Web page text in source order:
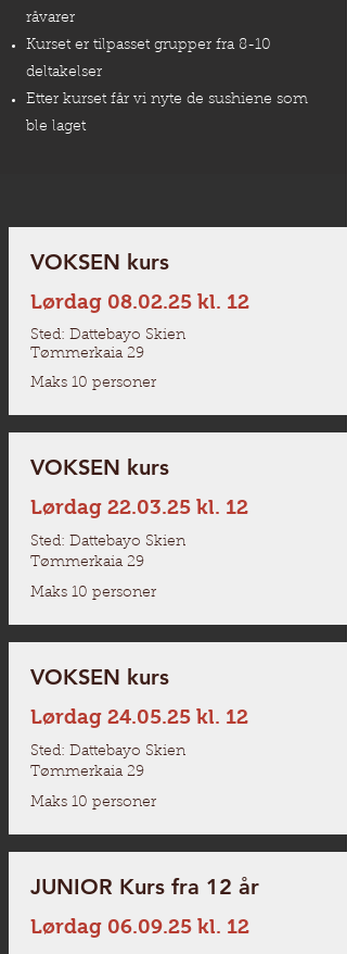
råvarer
Kurset er tilpasset grupper fra 8-10
deltakelser
Etter kurset får vi nyte de sushiene som
ble laget
VOKSEN kurs
Lørdag 08.02.25 kl. 12
Sted: Dattebayo Skien
Tømmerkaia 29
Maks 10 personer
VOKSEN kurs
Lørdag 22.03.25 kl. 12
Sted: Dattebayo Skien
Tømmerkaia 29
Maks 10 personer
VOKSEN kurs
Lørdag 24.05.25 kl. 12
Sted: Dattebayo Skien
Tømmerkaia 29
Maks 10 personer
JUNIOR Kurs fra 12 år
Lørdag 06.09.25 kl. 12